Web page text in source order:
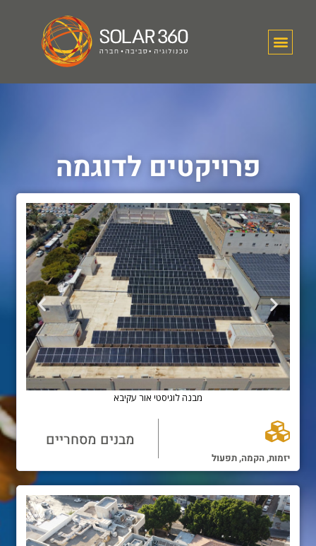
פרויקטים לדוגמה
מבנה לוגיסטי אור עקיבא
יזמות, הקמה, תפעול
מבנים מסחריים